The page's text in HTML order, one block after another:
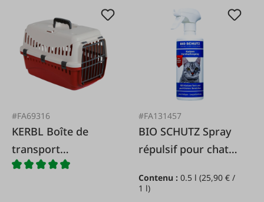
#FA69316
KERBL Boîte de
transport
d'expédition
#FA131457
BIO SCHUTZ Spray
répulsif pour chats
Contenu :0.5 l(25,90 € /
1 l)